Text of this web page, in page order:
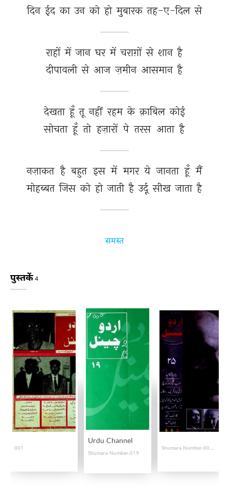
दिन ईद का उन को हो मुबारक तह-ए-दिल से
राहों में जान घर में चराग़ों से शान है
दीपावली से आज ज़मीन आसमान है
देखता हूँ तू नहीं रहम के क़ाबिल कोई
सोचता हूँ तो हज़ारों पे तरस आता है
नज़ाकत है बहुत इस में मगर ये जानता हूँ मैं
मोहब्बत जिस को हो जाती है उर्दू सीख जाता है
समस्त
पुस्तकें 4
001
Urdu Channel
Shumara Number-019
Shumara Number-003, 004